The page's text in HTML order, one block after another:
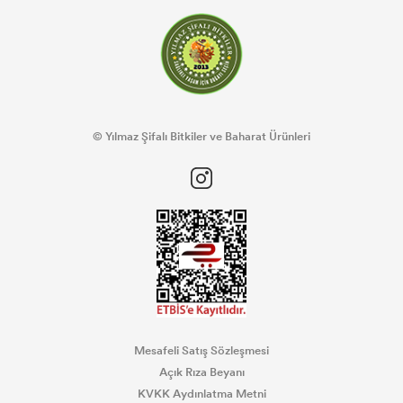
© Yılmaz Şifalı Bitkiler ve Baharat Ürünleri
Mesafeli Satış Sözleşmesi
Açık Rıza Beyanı
KVKK Aydınlatma Metni